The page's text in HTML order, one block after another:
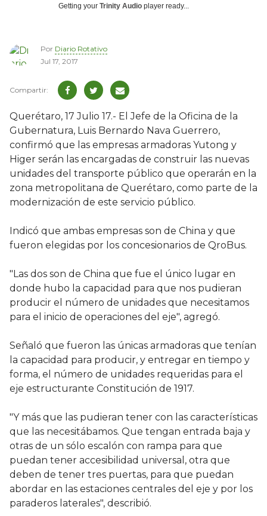
Getting your Trinity Audio player ready...
Por Diario Rotativo
Jul 17, 2017
Querétaro, 17 Julio 17.- El Jefe de la Oficina de la
Gubernatura, Luis Bernardo Nava Guerrero,
confirmó que las empresas armadoras Yutong y
Higer serán las encargadas de construir las nuevas
unidades del transporte público que operarán en la
zona metropolitana de Querétaro, como parte de la
modernización de este servicio público.
Indicó que ambas empresas son de China y que
fueron elegidas por los concesionarios de QroBus.
"Las dos son de China que fue el único lugar en
donde hubo la capacidad para que nos pudieran
producir el número de unidades que necesitamos
para el inicio de operaciones del eje", agregó.
Señaló que fueron las únicas armadoras que tenían
la capacidad para producir, y entregar en tiempo y
forma, el número de unidades requeridas para el
eje estructurante Constitución de 1917.
"Y más que las pudieran tener con las características
que las necesitábamos. Que tengan entrada baja y
otras de un sólo escalón con rampa para que
puedan tener accesibilidad universal, otra que
deben de tener tres puertas, para que puedan
abordar en las estaciones centrales del eje y por los
paraderos laterales", describió.